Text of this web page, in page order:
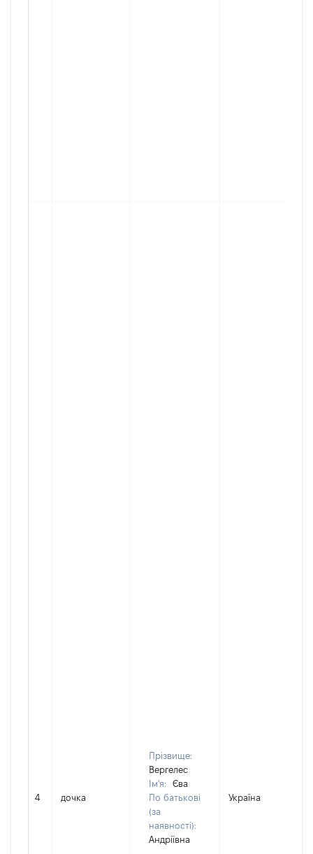
4 дочка
Прізвище:
Вергелес
Ім'я:
Єва
По батькові
(за
наявності):
Андріївна
Україна